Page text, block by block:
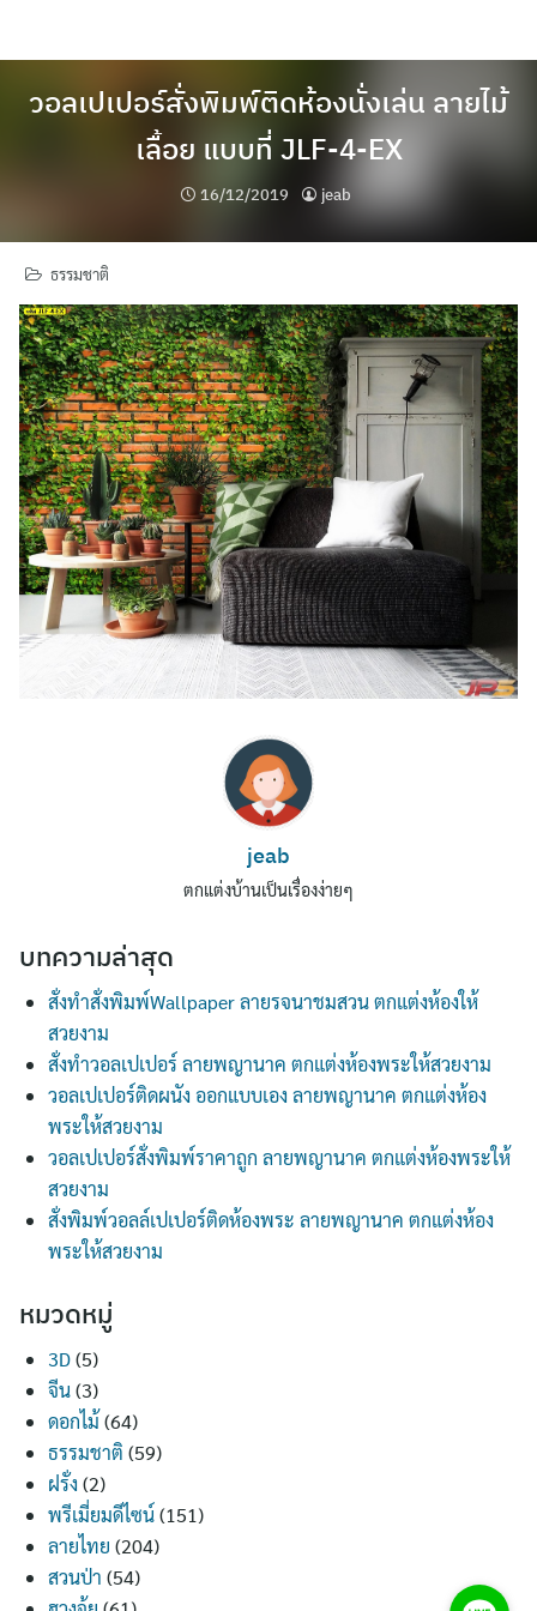
วอลเปเปอร์สั่งพิมพ์ติดห้องนั่งเล่น ลายไม้
เลื้อย แบบที่ JLF-4-EX
16/12/2019 jeab
ธรรมชาติ
jeab
ตกแต่งบ้านเป็นเรื่องง่ายๆ
บทความล่าสุด
สั่งทำสั่งพิมพ์Wallpaper ลายรจนาชมสวน ตกแต่งห้องให้
สวยงาม
สั่งทำวอลเปเปอร์ ลายพญานาค ตกแต่งห้องพระให้สวยงาม
วอลเปเปอร์ติดผนัง ออกแบบเอง ลายพญานาค ตกแต่งห้อง
พระให้สวยงาม
วอลเปเปอร์สั่งพิมพ์ราคาถูก ลายพญานาค ตกแต่งห้องพระให้
สวยงาม
สั่งพิมพ์วอลล์เปเปอร์ติดห้องพระ ลายพญานาค ตกแต่งห้อง
พระให้สวยงาม
หมวดหมู่
3D(5)
จีน(3)
ดอกไม้ (64)
ธรรมชาติ (59)
ฝรั่ง (2)
พรีเมี่ยมดีไซน์(151)
ลายไทย (204)
สวนป่า (54)